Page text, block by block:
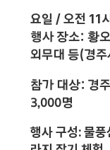
요일 / 오전 11
행사 장소: 황
외무대 등(경
참가 대상: 경
3,000명
행사 구성:물풍